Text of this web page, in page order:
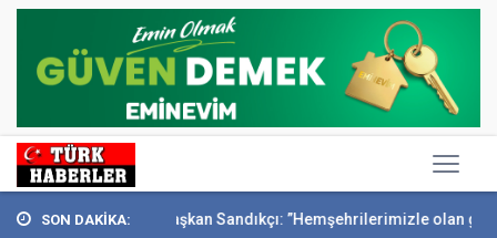
SON DAKİKA:
anıldı Başkan Sandıkçı: ”Hemşehrilerimizle olan güçl...